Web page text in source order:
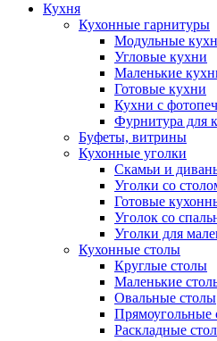
Кухня
Кухонные гарнитуры
Модульные
Угловые кухни
Маленькие
Готовые кухни
Кухни с
Фурнитура для
Буфеты, витрины
Кухонные уголки
Скамьи и
Уголки со
Готовые
Уголок со
Уголки для
Кухонные столы
Круглые столы
Маленькие
Овальные столы
Прямоугольные
Раскладные